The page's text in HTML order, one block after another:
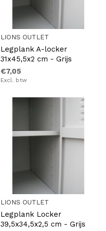
LIONS OUTLET
Legplank A-locker
31x45,5x2 cm - Grijs
€7,05
Excl. btw
LIONS OUTLET
Legplank Locker
39,5x34,5x2,5 cm - Grijs